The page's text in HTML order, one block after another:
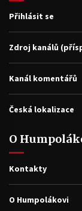
Přihlásit se
Zdroj kanálů
Kanál komentářů
Česká lokalizace
O
Kontakty
O Humpolákovi